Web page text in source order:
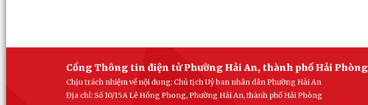
Cổng Thông tin điện tử Phường Hải An, thành phố Hải Phòng
Chịu trách nhiệm về nội dung: Chủ tịch Uỷ ban nhân dân Phường Hải An
Địa chỉ: Số 10/15A Lê Hồng Phong, Phường Hải An, thành phố Hải Phòng